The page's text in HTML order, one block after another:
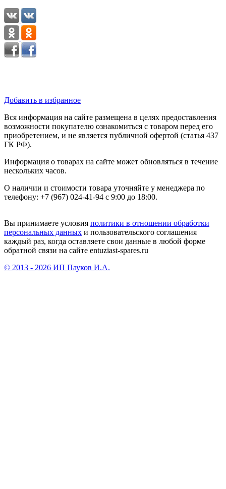
Добавить в избранное
Вся информация на сайте размещена в целях предоставления
возможности покупателю ознакомиться с товаром перед его
приобретением, и не является публичной офертой (статья 437
ГК РФ).
Информация о товарах на сайте может обновляться в течение
нескольких часов.
О наличии и стоимости товара уточняйте у менеджера по
телефону: +7 (967) 024-41-94 с 9:00 до 18:00.
Вы принимаете условия политики в отношении обработки
персональных данных и пользовательского соглашения
каждый раз, когда оставляете свои данные в любой форме
обратной связи на сайте entuziast-spares.ru
© 2013 - 2026 ИП Пауков И.А.